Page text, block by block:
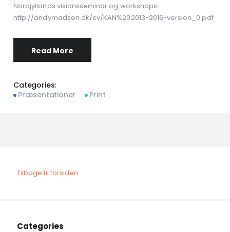
Nordjyllands visionsseminar og workshops.
http://andymadsen.dk/cv/KAN%202013-2016-version_0.pdf
Read More
Categories:
Præsentationer
Print
Tilbage til forsiden
Categories